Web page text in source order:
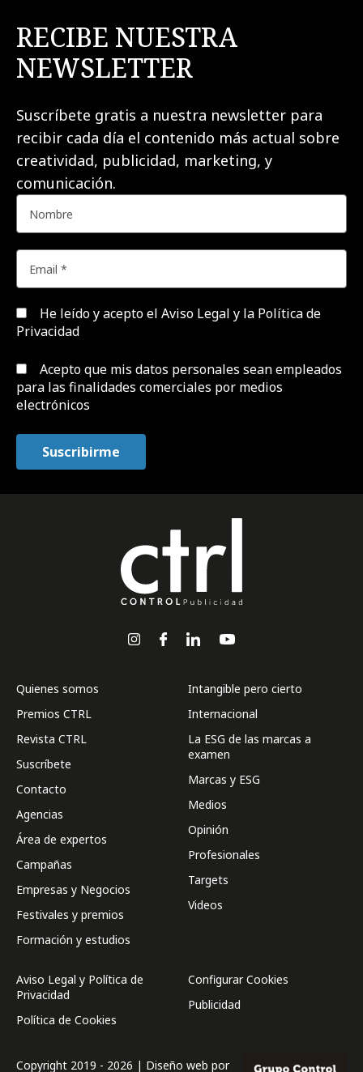
RECIBE NUESTRA
NEWSLETTER
Suscríbete gratis a nuestra newsletter para
recibir cada día el contenido más actual sobre
creatividad, publicidad, marketing, y
comunicación.
He leído y acepto el Aviso Legal y la Política de
Privacidad
Acepto que mis datos personales sean empleados
para las finalidades comerciales por medios
electrónicos
Quienes somos
Premios CTRL
Revista CTRL
Suscríbete
Contacto
Agencias
Área de expertos
Campañas
Empresas y Negocios
Festivales y premios
Formación y estudios
Intangible pero cierto
Internacional
La ESG de las marcas a
examen
Marcas y ESG
Medios
Opinión
Profesionales
Targets
Videos
Aviso Legal y Política de
Privacidad
Política de Cookies
Configurar Cookies
Publicidad
Copyright 2019 - 2026 | Diseño web por